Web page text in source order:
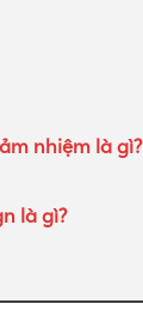
nhiệm là gì?
là gì?